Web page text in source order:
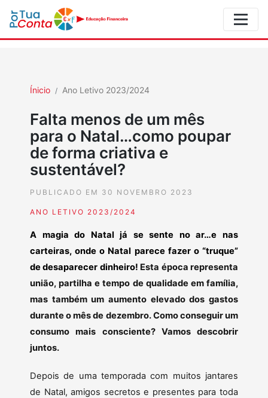
Ínicio Ano Letivo 2023/2024
Falta menos de um mês
para o Natal…como poupar
de forma criativa e
sustentável?
PUBLICADO EM 30 NOVEMBRO 2023
ANO LETIVO 2023/2024
A magia do Natal já se sente no ar…e nas
carteiras, onde o Natal parece fazer o “truque”
de desaparecer dinheiro! Esta época representa
união, partilha e tempo de qualidade em família,
mas também um aumento elevado dos gastos
durante o mês de dezembro. Como conseguir um
consumo mais consciente? Vamos descobrir
juntos.
Depois de uma temporada com muitos jantares
de Natal, amigos secretos e presentes para toda